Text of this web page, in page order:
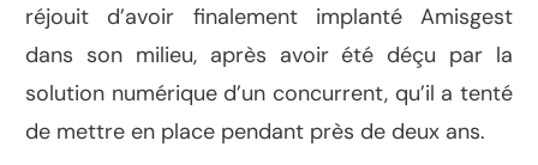
réjouit d’avoir finalement implanté Amisgest
dans son milieu, après avoir été déçu par la
solution numérique d’un concurrent, qu’il a tenté
de mettre en place pendant près de deux ans.